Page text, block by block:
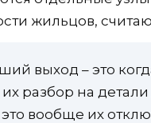
жильцов,
выход – это
разбор на
вообще их